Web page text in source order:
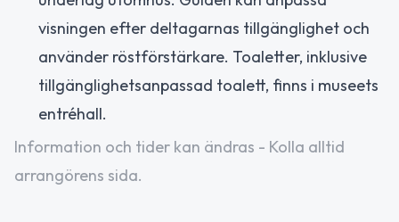
visningen efter deltagarnas tillgänglighet och
använder röstförstärkare. Toaletter, inklusive
tillgänglighetsanpassad toalett, finns i museets
entréhall.
Information och tider kan ändras - Kolla alltid
arrangörens sida.